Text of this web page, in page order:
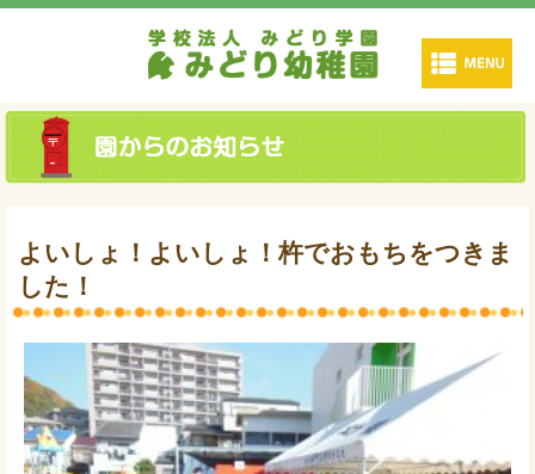
よいしょ！よいしょ！杵でおもちをつきま
した！